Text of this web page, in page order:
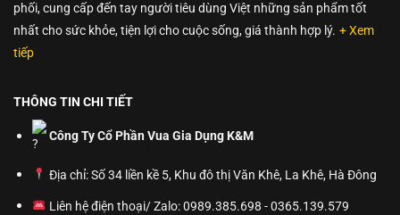
phối, cung cấp đến tay người tiêu dùng Việt những sản phẩm tốt
nhất cho sức khỏe, tiện lợi cho cuộc sống, giá thành hợp lý. + Xem
tiếp
THÔNG TIN CHI TIẾT
Công Ty Cổ Phần Vua Gia Dụng K&M
Địa chỉ: Số 34 liền kề 5, Khu đô thị Văn Khê, La Khê, Hà Đông
Liên hệ điện thoại/ Zalo: 0989.385.698 - 0365.139.579